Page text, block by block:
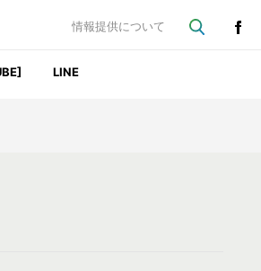
情報提供について
LINE